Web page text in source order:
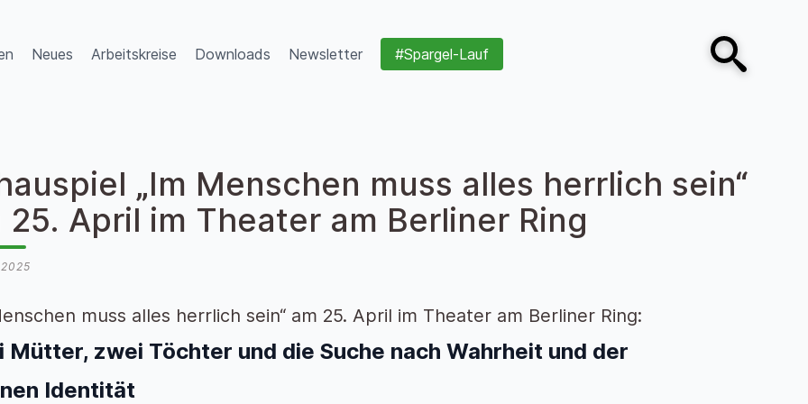
Neues Arbeitskreise Downloads Newsletter #Spargel-Lauf
Open search
„Im Menschen muss alles herrlich sein“
25. April im Theater am Berliner Ring
muss alles herrlich sein“ am 25. April im Theater am Berliner Ring:
Mütter, zwei Töchter und die Suche nach Wahrheit und der
Identität